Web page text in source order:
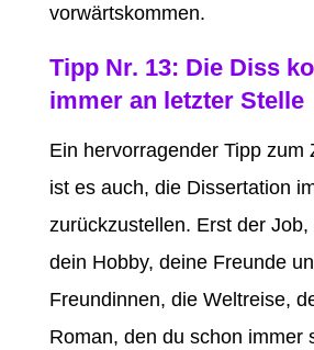
vorwärtskommen.
Tipp Nr. 13: Die Diss
immer an letzter Stelle
Ein hervorragender Tipp zum
ist es auch, die Dissertation
zurückzustellen. Erst der Job,
dein Hobby, deine Freunde
Freundinnen, die Weltreise,
Roman, den du schon immer